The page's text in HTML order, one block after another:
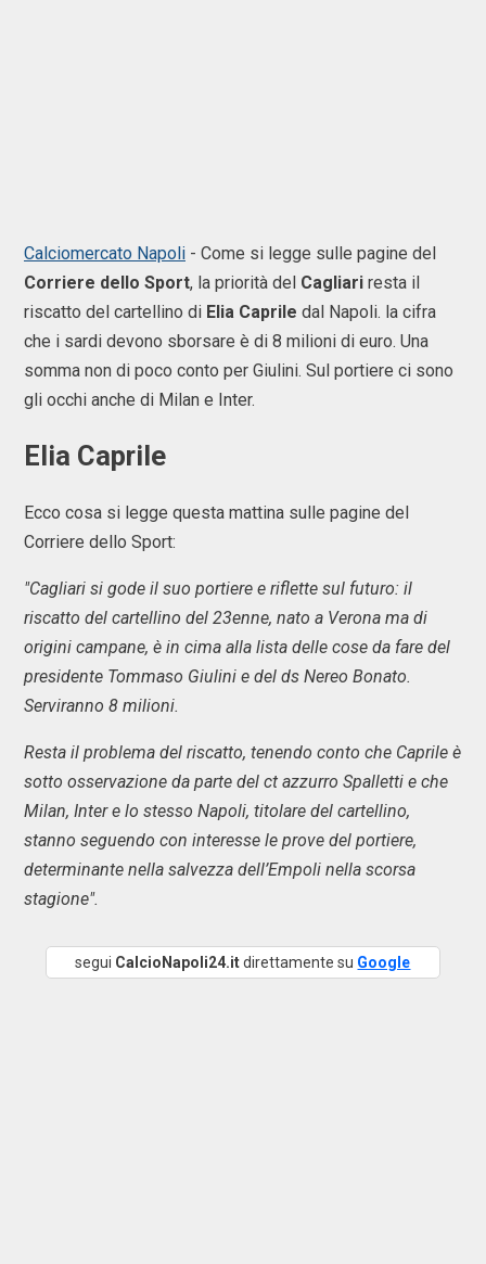
Calciomercato Napoli - Come si legge sulle pagine del
Corriere dello Sport, la priorità del Cagliari resta il
riscatto del cartellino di Elia Caprile dal Napoli. la cifra
che i sardi devono sborsare è di 8 milioni di euro. Una
somma non di poco conto per Giulini. Sul portiere ci sono
gli occhi anche di Milan e Inter.
Elia Caprile
Ecco cosa si legge questa mattina sulle pagine del
Corriere dello Sport:
"Cagliari si gode il suo portiere e riflette sul futuro: il
riscatto del cartellino del 23enne, nato a Verona ma di
origini campane, è in cima alla lista delle cose da fare del
presidente Tommaso Giulini e del ds Nereo Bonato.
Serviranno 8 milioni.
Resta il problema del riscatto, tenendo conto che Caprile è
sotto osservazione da parte del ct azzurro Spalletti e che
Milan, Inter e lo stesso Napoli, titolare del cartellino,
stanno seguendo con interesse le prove del portiere,
determinante nella salvezza dell’Empoli nella scorsa
stagione".
segui CalcioNapoli24.itdirettamente su Google